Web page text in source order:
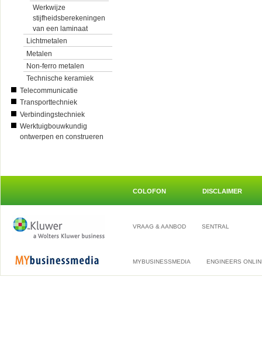
Werkwijze
stijfheidsberekeningen
van een laminaat
Lichtmetalen
Metalen
Non-ferro metalen
Technische keramiek
Telecommunicatie
Transporttechniek
Verbindingstechniek
Werktuigbouwkundig
ontwerpen en construeren
COLOFON DISCLAIMER
VRAAG & AANBOD SENTRAL
MYBUSINESSMEDIA ENGINEERS